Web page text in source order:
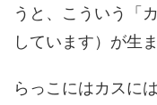
うと、こういう「
しています）が生
らっこにはカスに